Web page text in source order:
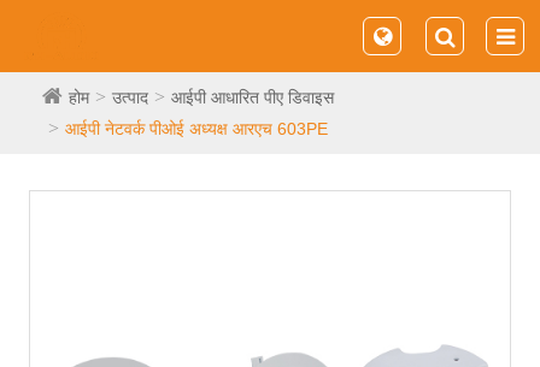
होम उत्पाद
आईपी ​​आधारित पीए डिवाइस
आईपी ​​नेटवर्क पीओई अध्यक्ष आरएच 603PE